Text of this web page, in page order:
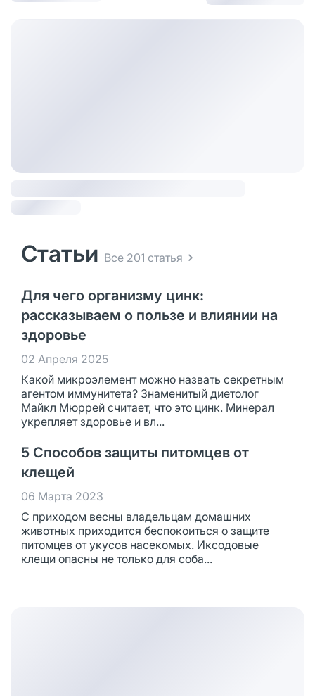
Статьи Все 201 статья
Для чего организму цинк:
рассказываем о пользе и влиянии на
здоровье
02 Апреля 2025
Какой микроэлемент можно назвать секретным
агентом иммунитета? Знаменитый диетолог
Майкл Мюррей считает, что это цинк. Минерал
укрепляет здоровье и вл...
5 Способов защиты питомцев от
клещей
06 Марта 2023
С приходом весны владельцам домашних
животных приходится беспокоиться о защите
питомцев от укусов насекомых. Иксодовые
клещи опасны не только для соба...